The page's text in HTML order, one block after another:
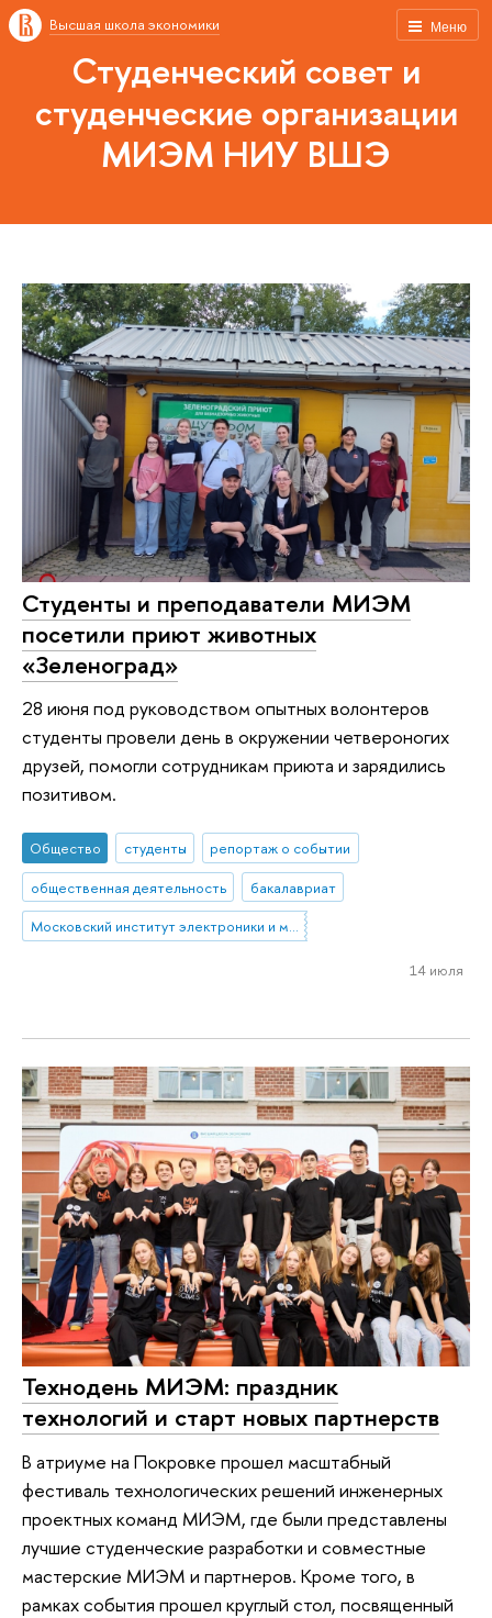
Меню
Высшая школа экономики
Студенческий совет и
студенческие организации
МИЭМ НИУ ВШЭ
Студенты и преподаватели МИЭМ
посетили приют животных
«Зеленоград»
28 июня под руководством опытных волонтеров
студенты провели день в окружении четвероногих
друзей, помогли сотрудникам приюта и зарядились
позитивом.
Общество студенты
репортаж о событии
общественная деятельность
бакалавриат
Московский институт электроники и математики им. А.Н. Тихонова
14 июля
Технодень МИЭМ: праздник
технологий и старт новых партнерств
В атриуме на Покровке прошел масштабный
фестиваль технологических решений инженерных
проектных команд МИЭМ, где были представлены
лучшие студенческие разработки и совместные
мастерские МИЭМ и партнеров. Кроме того, в
рамках события прошел круглый стол, посвященный